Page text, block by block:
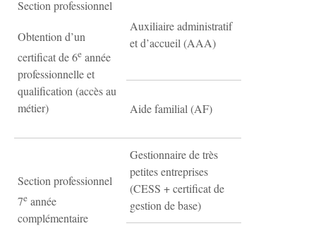
Section professionnel
Obtention d’un
certificat de 6e année
professionnelle et
qualification (accès au
métier)
Auxiliaire administratif
et d’accueil (AAA)
Aide familial (AF)
Section professionnel
7e année
complémentaire
Gestionnaire de très
petites entreprises
(CESS + certificat de
gestion de base)